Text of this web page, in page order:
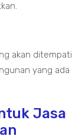
akan ditempati
yang ada
Jasa